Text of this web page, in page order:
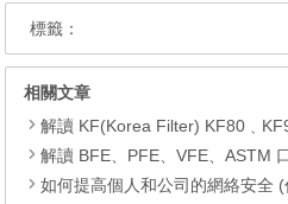
標籤：
相關文章
解讀 KF(Korea Filter)
解讀 BFE、PFE、VFE、ASTM
如何提高個人和公司的網絡安全